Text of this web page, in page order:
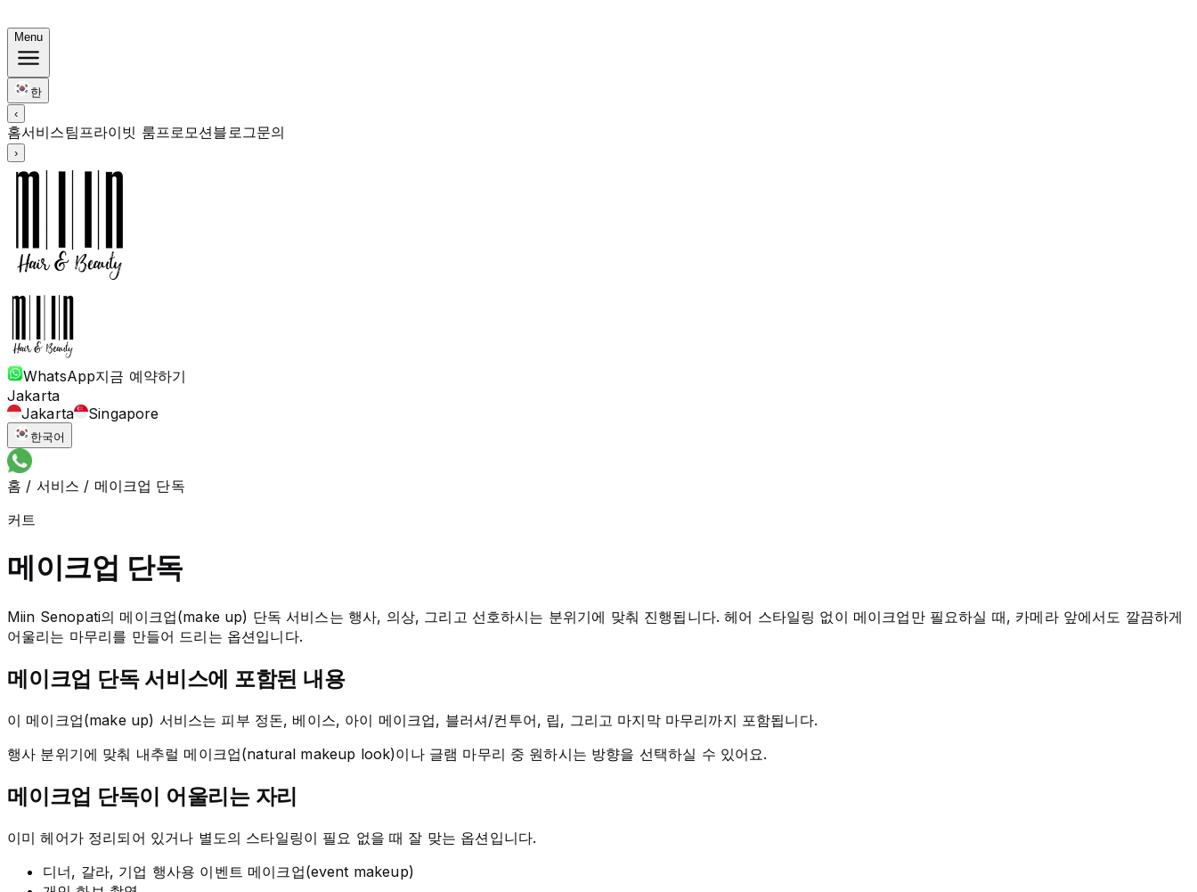
Menu
한
‹
홈서비스팀프라이빗 룸프로모션블로그문의
›
WhatsApp지금 예약하기
Jakarta
Jakarta
Singapore
한국어
홈 / 서비스 / 메이크업 단독
커트
메이크업 단독
Miin Senopati의 메이크업(make up) 단독 서비스는 행사, 의상, 그리고 선호하시는 분위기에 맞춰 진행됩니다. 헤어 스타일링 없이 메이크업만 필요하실 때, 카메라 앞에서도 깔끔하게
어울리는 마무리를 만들어 드리는 옵션입니다.
메이크업 단독 서비스에 포함된 내용
이 메이크업(make up) 서비스는 피부 정돈, 베이스, 아이 메이크업, 블러셔/컨투어, 립, 그리고 마지막 마무리까지 포함됩니다.
행사 분위기에 맞춰 내추럴 메이크업(natural makeup look)이나 글램 마무리 중 원하시는 방향을 선택하실 수 있어요.
메이크업 단독이 어울리는 자리
이미 헤어가 정리되어 있거나 별도의 스타일링이 필요 없을 때 잘 맞는 옵션입니다.
디너, 갈라, 기업 행사용 이벤트 메이크업(event makeup)